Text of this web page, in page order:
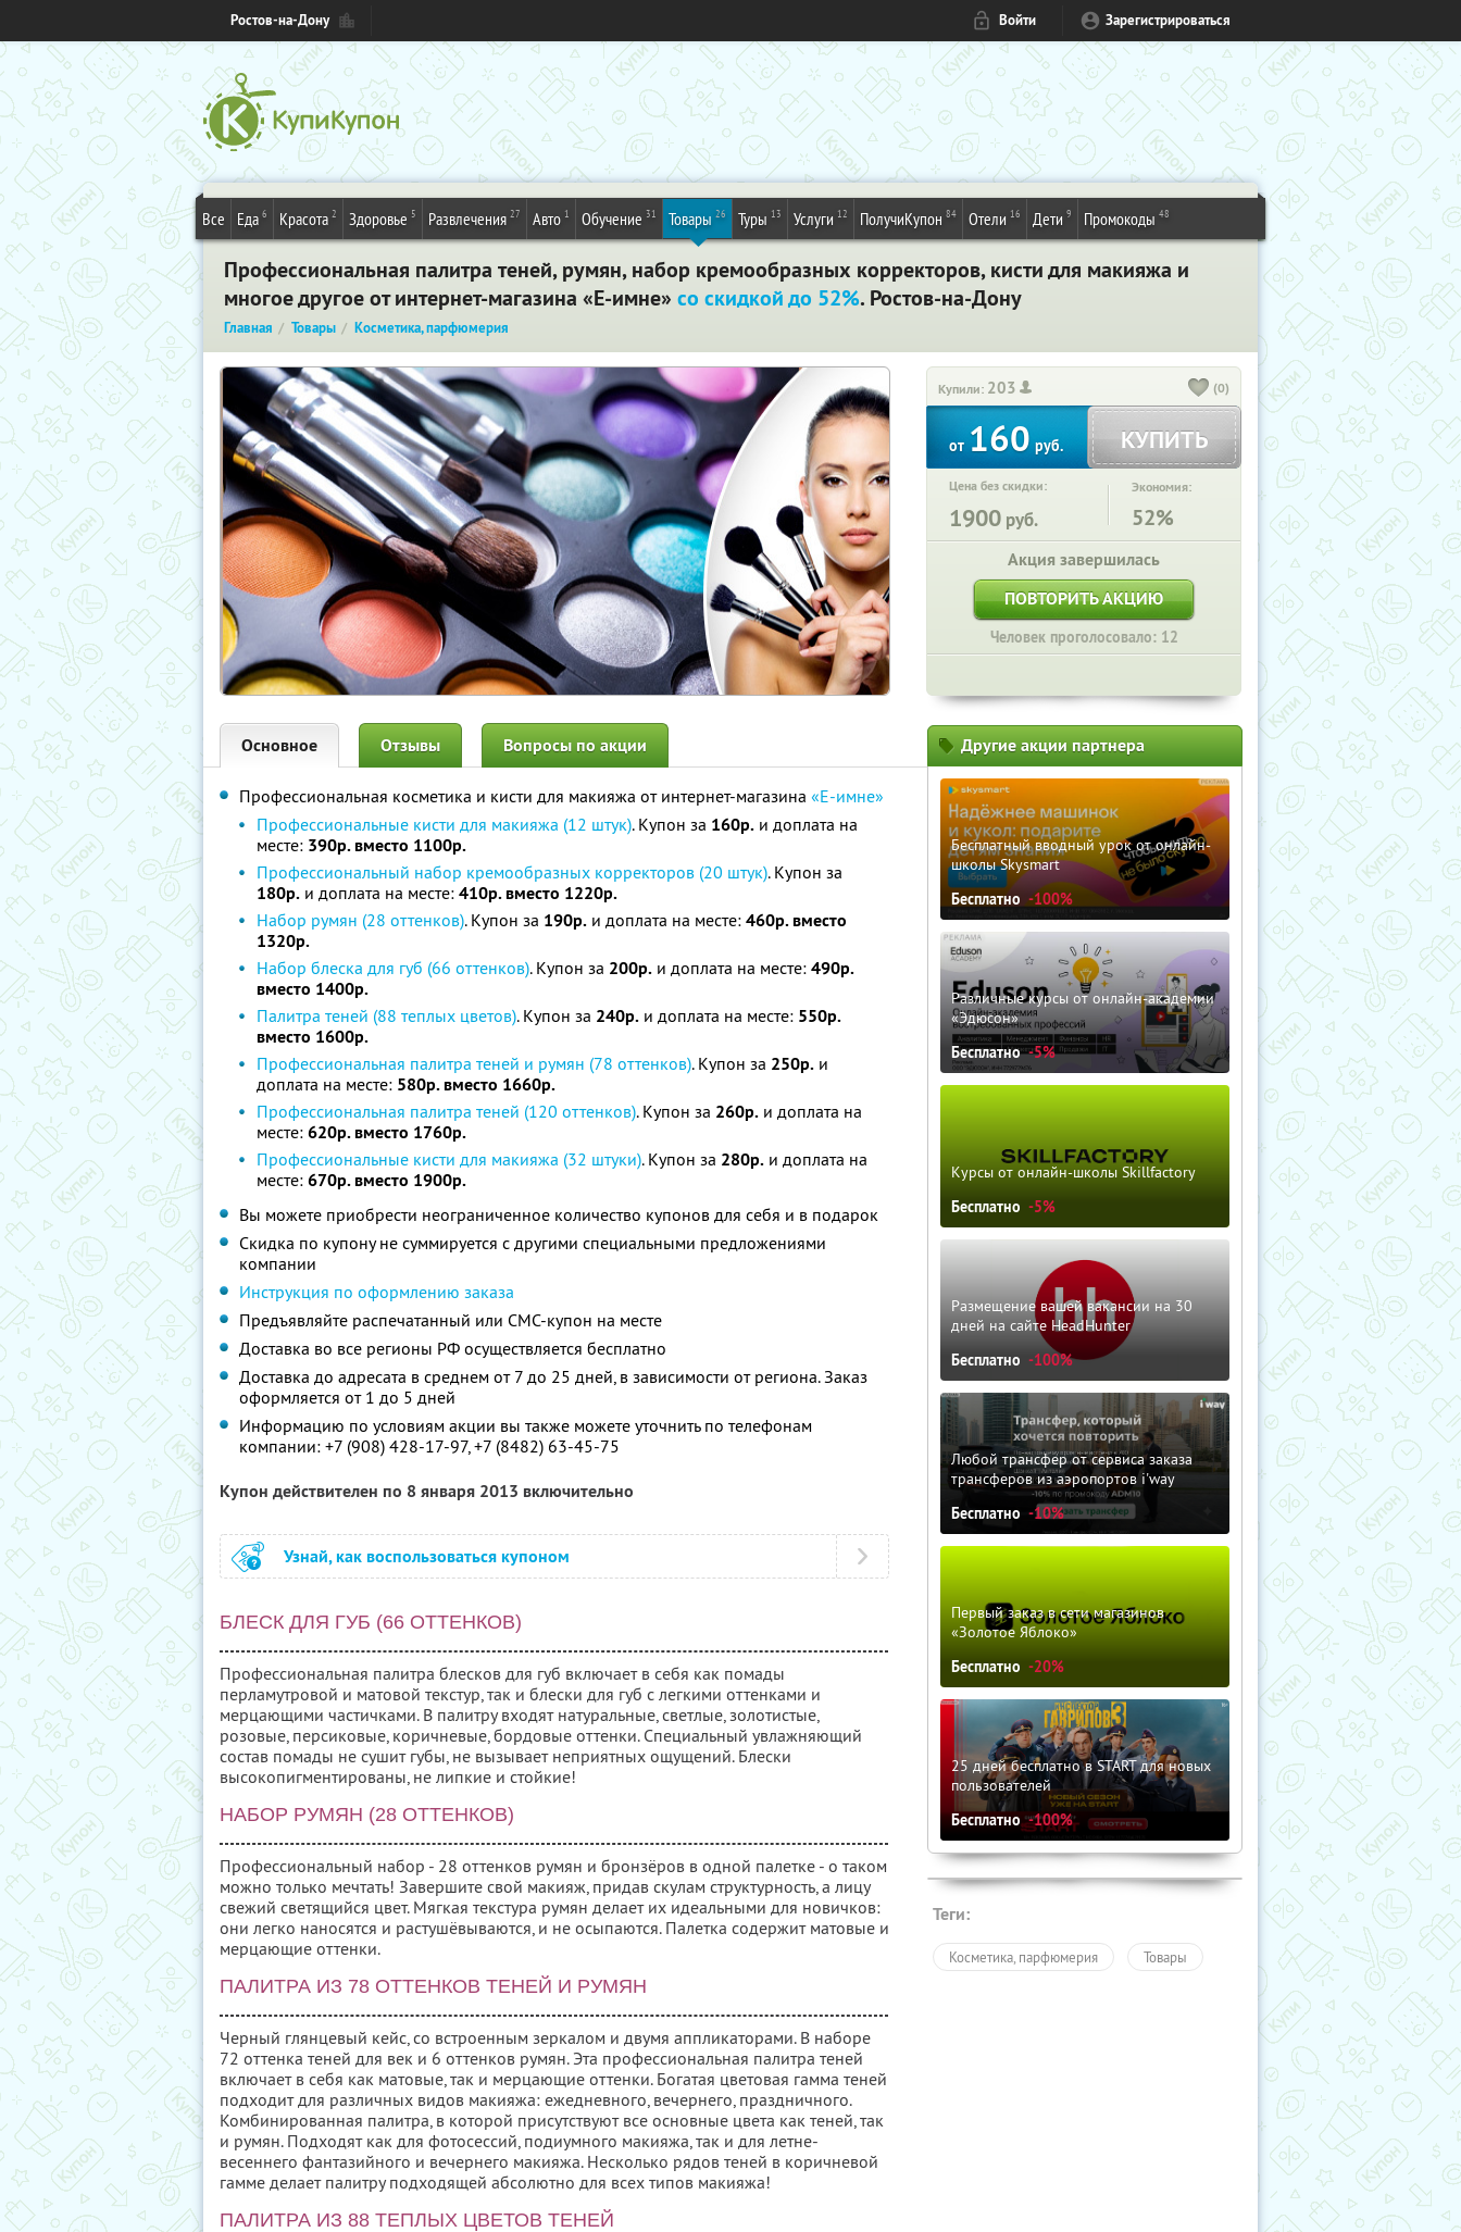
Ростов-на-Дону Войти Зарегистрироваться
Все Еда 6 Красота 2 Здоровье 5 Развлечения 27 Авто 1 Обучение 31 Товары 26 Туры 13 Услуги 12 ПолучиКупон 84 Отели 16 Дети 9 Промокоды 48
Профессиональная палитра теней, румян, набор кремообразных корректоров, кисти для макияжа и
многое другое от интернет-магазина «Е-имне» со скидкой до 52%. Ростов-на-Дону
Главная Товары Косметика, парфюмерия
Купили: 203 (0)
от160руб. КУПИТЬ
Цена без скидки:
1900 руб.
Экономия:
52%
Акция завершилась
ПОВТОРИТЬ АКЦИЮ
Человек проголосовало: 12
Основное Отзывы Вопросы по акции
Профессиональная косметика и кисти для макияжа от интернет-магазина «Е-имне»
Профессиональные кисти для макияжа (12 штук). Купон за 160р. и доплата на
месте: 390р. вместо 1100р.
Профессиональный набор кремообразных корректоров (20 штук). Купон за
180р. и доплата на месте: 410р. вместо 1220р.
Набор румян (28 оттенков). Купон за 190р. и доплата на месте: 460р. вместо
1320р.
Набор блеска для губ (66 оттенков). Купон за 200р. и доплата на месте: 490р.
вместо 1400р.
Палитра теней (88 теплых цветов). Купон за 240р. и доплата на месте: 550р.
вместо 1600р.
Профессиональная палитра теней и румян (78 оттенков). Купон за 250р. и
доплата на месте: 580р. вместо 1660р.
Профессиональная палитра теней (120 оттенков). Купон за 260р. и доплата на
месте: 620р. вместо 1760р.
Профессиональные кисти для макияжа (32 штуки). Купон за 280р. и доплата на
месте: 670р. вместо 1900р.
Вы можете приобрести неограниченное количество купонов для себя и в подарок
Скидка по купону не суммируется с другими специальными предложениями
компании
Инструкция по оформлению заказа
Предъявляйте распечатанный или СМС-купон на месте
Доставка во все регионы РФ осуществляется бесплатно
Доставка до адресата в среднем от 7 до 25 дней, в зависимости от региона. Заказ
оформляется от 1 до 5 дней
Информацию по условиям акции вы также можете уточнить по телефонам
компании: +7 (908) 428-17-97, +7 (8482) 63-45-75
Купон действителен по 8 января 2013 включительно
Узнай, как воспользоваться купоном
БЛЕСК ДЛЯ ГУБ (66 ОТТЕНКОВ)
Профессиональная палитра блесков для губ включает в себя как помады
перламутровой и матовой текстур, так и блески для губ с легкими оттенками и
мерцающими частичками. В палитру входят натуральные, светлые, золотистые,
розовые, персиковые, коричневые, бордовые оттенки. Специальный увлажняющий
состав помады не сушит губы, не вызывает неприятных ощущений. Блески
высокопигментированы, не липкие и стойкие!
НАБОР РУМЯН (28 ОТТЕНКОВ)
Профессиональный набор - 28 оттенков румян и бронзёров в одной палетке - о таком
можно только мечтать! Завершите свой макияж, придав скулам структурность, а лицу
свежий светящийся цвет. Мягкая текстура румян делает их идеальными для новичков:
они легко наносятся и растушёвываются, и не осыпаются. Палетка содержит матовые и
мерцающие оттенки.
ПАЛИТРА ИЗ 78 ОТТЕНКОВ ТЕНЕЙ И РУМЯН
Черный глянцевый кейс, со встроенным зеркалом и двумя аппликаторами. В наборе
72 оттенка теней для век и 6 оттенков румян. Эта профессиональная палитра теней
включает в себя как матовые, так и мерцающие оттенки. Богатая цветовая гамма теней
подходит для различных видов макияжа: ежедневного, вечернего, праздничного.
Комбинированная палитра, в которой присутствуют все основные цвета как теней, так
и румян. Подходят как для фотосессий, подиумного макияжа, так и для летне-
весеннего фантазийного и вечернего макияжа. Несколько рядов теней в коричневой
гамме делает палитру подходящей абсолютно для всех типов макияжа!
ПАЛИТРА ИЗ 88 ТЕПЛЫХ ЦВЕТОВ ТЕНЕЙ
Другие акции партнера
Бесплатный вводный урок от онлайн-
школы Skysmart
Бесплатно -100%
Различные курсы от онлайн-академии
«Эдюсон»
Бесплатно -5%
Курсы от онлайн-школы Skillfactory
Бесплатно -5%
Размещение вашей вакансии на 30
дней на сайте HeadHunter
Бесплатно -100%
Любой трансфер от сервиса заказа
трансферов из аэропортов i'way
Бесплатно -10%
Первый заказ в сети магазинов
«Золотое Яблоко»
Бесплатно -20%
25 дней бесплатно в START для новых
пользователей
Бесплатно -100%
Теги:
Косметика, парфюмерия Товары